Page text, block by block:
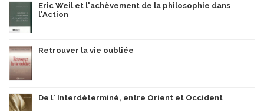
Eric Weil et l'achèvement de la philosophie dans
l'Action
Retrouver la vie oubliée
De l' Interdéterminé, entre Orient et Occident